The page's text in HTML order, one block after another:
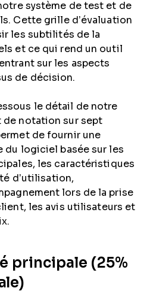
système de test et de
Cette grille d’évaluation
les subtilités de la
et ce qui rend un outil
sur les aspects
de décision.
le détail de notre
de notation sur sept
de fournir une
du logiciel basée sur les
les caractéristiques
d’utilisation,
lors de la prise
les avis utilisateurs et
principale (25%